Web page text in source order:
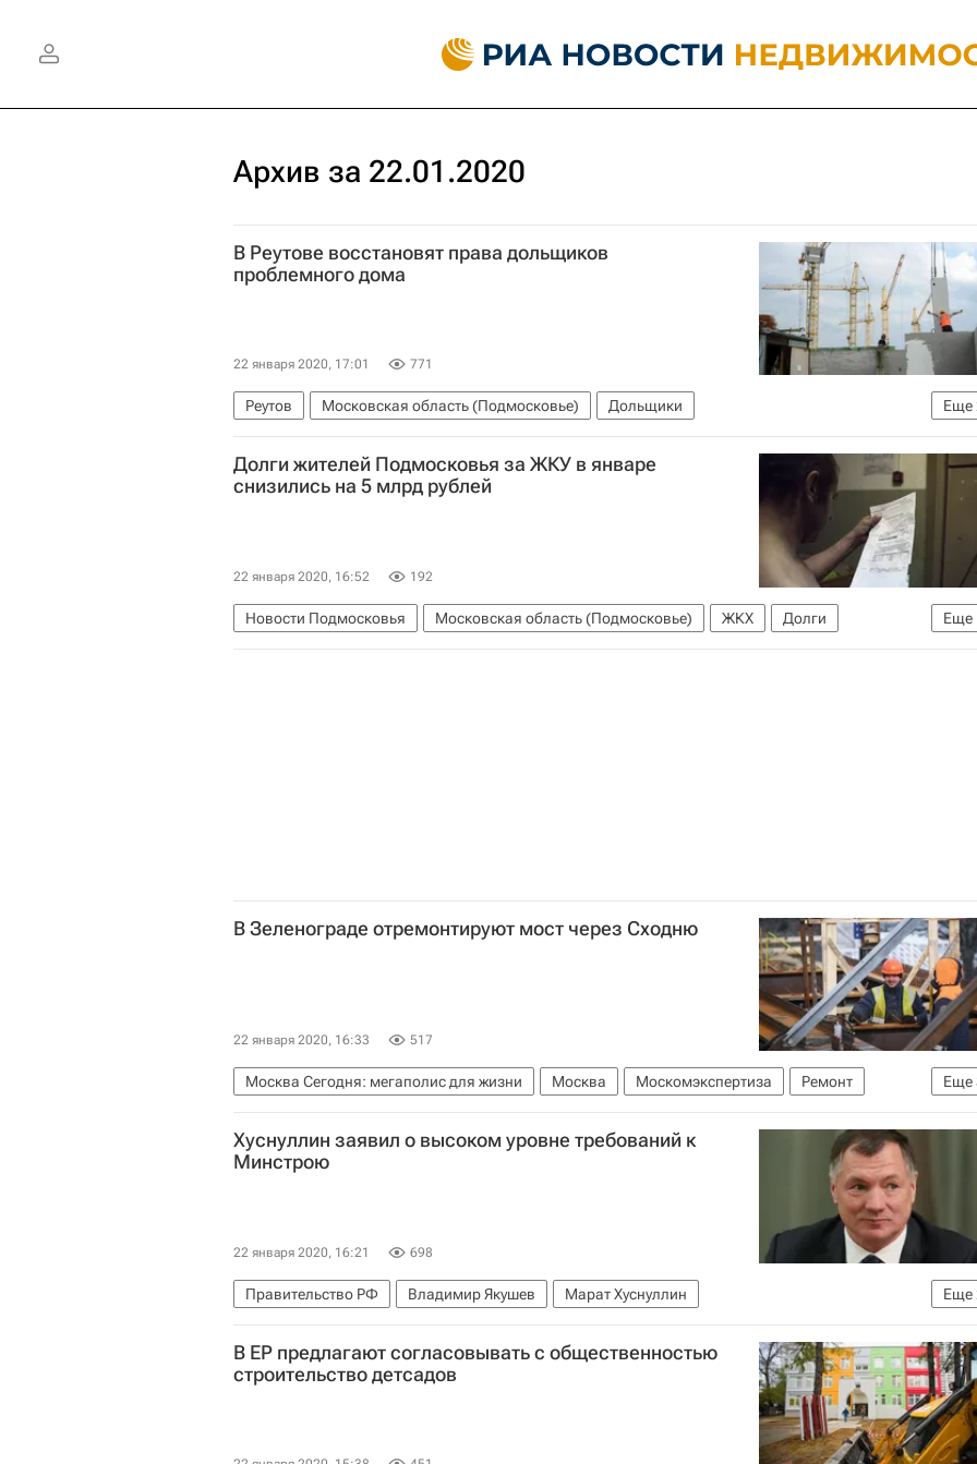
Архив за 22.01.2020
В Реутове восстановят права дольщиков
проблемного дома
22 января 2020, 17:01 771
Еще
Реутов Московская область (Подмосковье)
Дольщики
Обманутые дольщики в России
Фонд развития территорий (ФРТ, ранее - Фонд защиты прав дольщиков)
Долги жителей Подмосковья за ЖКУ в январе
снизились на 5 млрд рублей
22 января 2020, 16:52 192
Еще
Новости Подмосковья Московская область (Подмосковье) ЖКХ
Долги
Министерство энергетики Московской области
В Зеленограде отремонтируют мост через Сходню
22 января 2020, 16:33 517
Еще
Москва Сегодня: мегаполис для жизни Москва Москомэкспертиза
Ремонт
Мосты
Городское хозяйство Москвы Комплекс городского хозяйства Москвы
Хуснуллин заявил о высоком уровне требований к
Минстрою
22 января 2020, 16:21 698
Еще
Правительство РФ Владимир Якушев
Марат Хуснуллин
Министерство строительства и жилищно-коммунального хозяйства РФ (Минстрой России)
Формирование нового правительства
В ЕР предлагают согласовывать с общественностью
строительство детсадов